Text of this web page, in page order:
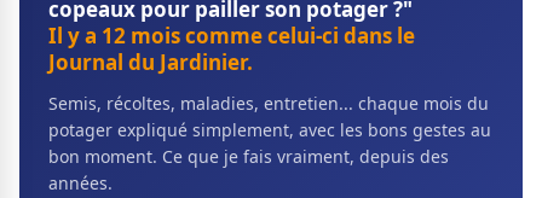
copeaux pour pailler son potager ?"
Il y a 12 mois comme celui-ci dans le
Journal du Jardinier.
Semis, récoltes, maladies, entretien... chaque mois du
potager expliqué simplement, avec les bons gestes au
bon moment. Ce que je fais vraiment, depuis des
années.